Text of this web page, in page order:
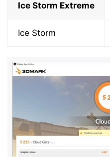
Ice Storm Extreme
Ice Storm